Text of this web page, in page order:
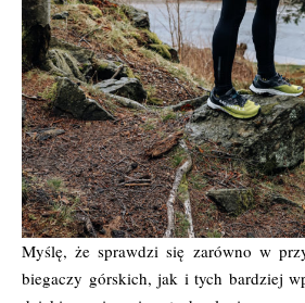
Myślę, że sprawdzi się zarówno w
biegaczy górskich, jak i tych bardziej